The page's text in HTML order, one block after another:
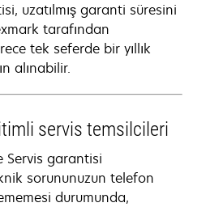
uzatılmış garanti süresini
tarafından
tek seferde bir yıllık
alınabilir.
servis temsilcileri
Servis garantisi
sorununuzun telefon
durumunda,